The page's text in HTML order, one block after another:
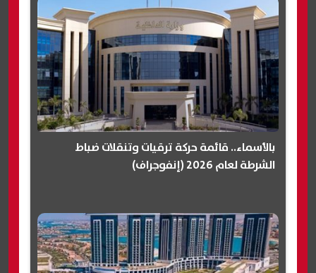
بالأسماء.. قائمة حركة ترقيات وتنقلات ضباط
الشرطة لعام 2026 (إنفوجراف)